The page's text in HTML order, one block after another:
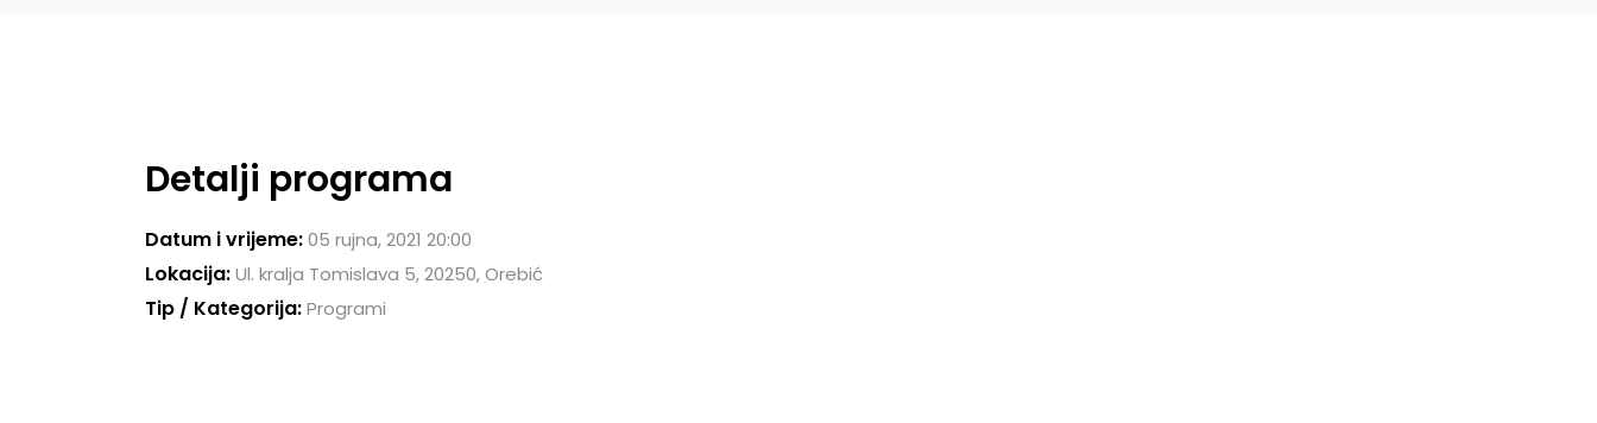
Detalji programa
Datum i vrijeme:05 rujna, 2021 20:00
Lokacija:Ul. kralja Tomislava 5, 20250, Orebić
Tip / Kategorija:Programi